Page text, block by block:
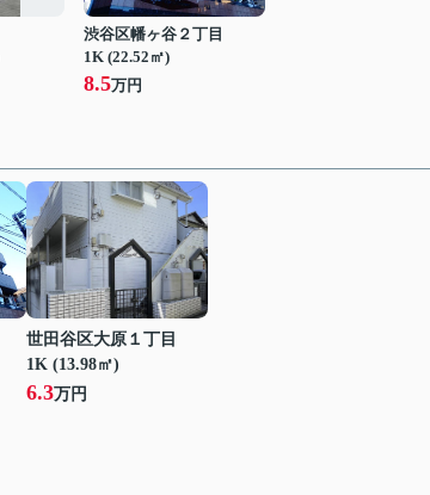
渋谷区幡ヶ谷２丁目
1K (22.52㎡)
8.5万円
世田谷区大原１丁目
1K (13.98㎡)
6.3万円